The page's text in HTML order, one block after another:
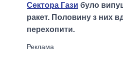
Сектора Гази було
ракет. Половину з них
перехопити.